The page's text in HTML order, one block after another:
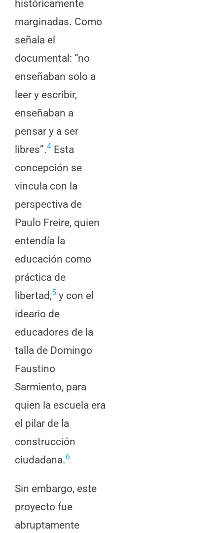
históricamente
marginadas. Como
señala el
documental: “no
enseñaban solo a
leer y escribir,
enseñaban a
pensar y a ser
libres”.4 Esta
concepción se
vincula con la
perspectiva de
Paulo Freire, quien
entendía la
educación como
práctica de
libertad,5 y con el
ideario de
educadores de la
talla de Domingo
Faustino
Sarmiento, para
quien la escuela era
el pilar de la
construcción
ciudadana.6
Sin embargo, este
proyecto fue
abruptamente